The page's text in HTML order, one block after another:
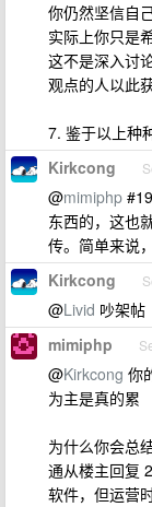
你仍然坚信自
实际上你只是
这不是深入讨
观点的人以此
7. 鉴于以上种
Kirkcong
@mimiphp
东西的，这也
传。简单来说
Kirkcong
@Livid 吵架帖
mimiphp
@Kirkcong 你
为主是真的累
为什么你会总
通从楼主回复
软件，但运营